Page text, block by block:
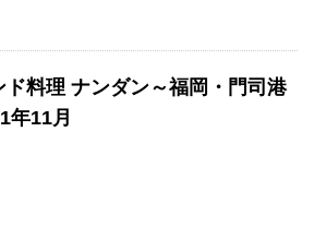
ド料理 ナンダン～福岡・門司港
年11月